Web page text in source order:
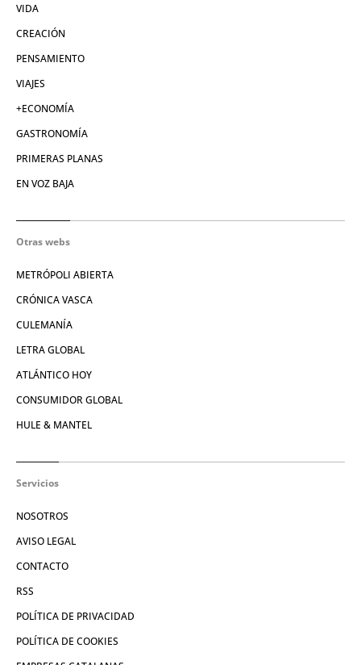
VIDA
CREACIÓN
PENSAMIENTO
VIAJES
+ECONOMÍA
GASTRONOMÍA
PRIMERAS PLANAS
EN VOZ BAJA
Otras webs
METRÓPOLI ABIERTA
CRÓNICA VASCA
CULEMANÍA
LETRA GLOBAL
ATLÁNTICO HOY
CONSUMIDOR GLOBAL
HULE & MANTEL
Servicios
NOSOTROS
AVISO LEGAL
CONTACTO
RSS
POLÍTICA DE PRIVACIDAD
POLÍTICA DE COOKIES